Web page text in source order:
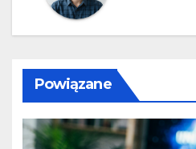
Powiązane